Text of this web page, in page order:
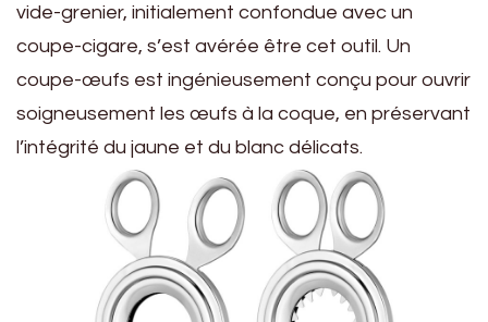
vide-grenier, initialement confondue avec un
coupe-cigare, s’est avérée être cet outil. Un
coupe-œufs est ingénieusement conçu pour ouvrir
soigneusement les œufs à la coque, en préservant
l’intégrité du jaune et du blanc délicats.